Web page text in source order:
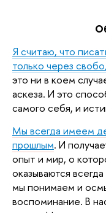
Я считаю, что
только через
это ни в коем
аскеза. И это
самого себя, и
Мы всегда имеем
прошлым. И
опыт и мир, о
оказываются
мы понимаем и
воспоминание. В